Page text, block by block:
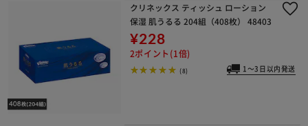
クリネックス ティッシュ ローション
保湿 肌うるる 204組（408枚） 48403
¥228
2ポイント(1倍)
(8) 1～3日以内発送